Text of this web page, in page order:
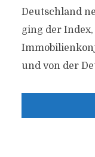
Deutschland
ging der
und von der